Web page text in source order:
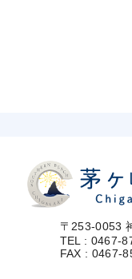
〒253-0053
TEL : 0467-
FAX : 0467-